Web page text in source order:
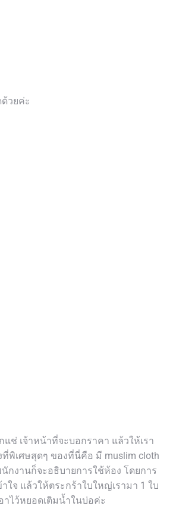
วยค่ะ
ช่ เจ้าหน้าที่จะบอกราคา แล้วให้เรา
พิเศษสุดๆ ของที่นี่คือ มี muslim cloth
กงานก็จะอธิบายการใช้ห้อง โดยการ
จ แล้วให้ตระกร้าใบใหญ่เรามา 1 ใบ
ไว้หยอดเติมน้ำในบ่อค่ะ